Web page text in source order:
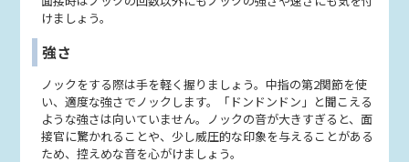
けましょう。
強さ
ノックをする際は手を軽く握りましょう。中指の第2関節を使
い、適度な強さでノックします。「ドンドンドン」と聞こえる
ような強さは向いていません。ノックの音が大きすぎると、面
接官に驚かれることや、少し威圧的な印象を与えることがある
ため、控えめな音を心がけましょう。